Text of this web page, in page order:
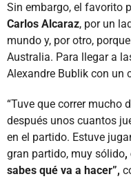
Sin embargo, el favorito
Carlos Alcaraz, por un
mundo y, por otro,
Australia. Para llegar a
Alexandre Bublik con un
“Tuve que correr mucho
después unos cuantos
en el partido. Estuve
gran partido, muy sólido,
sabes qué va a hacer”,